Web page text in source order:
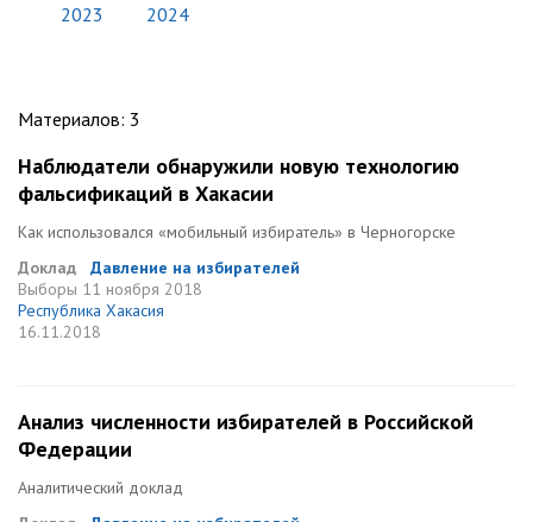
2023 2024
Материалов: 3
Наблюдатели обнаружили новую технологию
фальсификаций в Хакасии
Как использовался «мобильный избиратель» в Черногорске
Доклад
Давление на избирателей
Выборы 11 ноября 2018
Республика Хакасия
16.11.2018
Анализ численности избирателей в Российской
Федерации
Аналитический доклад